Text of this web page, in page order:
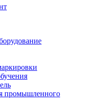
промышленного